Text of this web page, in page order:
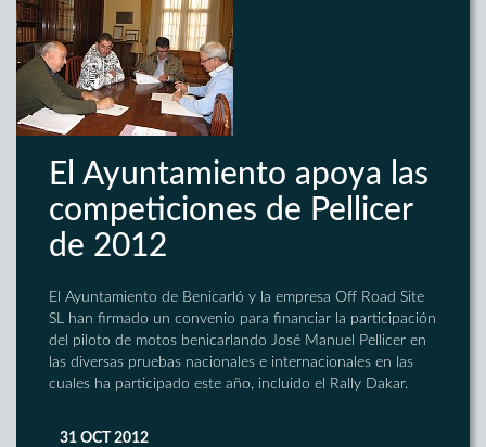
El Ayuntamiento apoya las
competiciones de Pellicer
de 2012
El Ayuntamiento de Benicarló y la empresa Off Road Site
SL han firmado un convenio para financiar la participación
del piloto de motos benicarlando José Manuel Pellicer en
las diversas pruebas nacionales e internacionales en las
cuales ha participado este año, incluido el Rally Dakar.
31 OCT 2012